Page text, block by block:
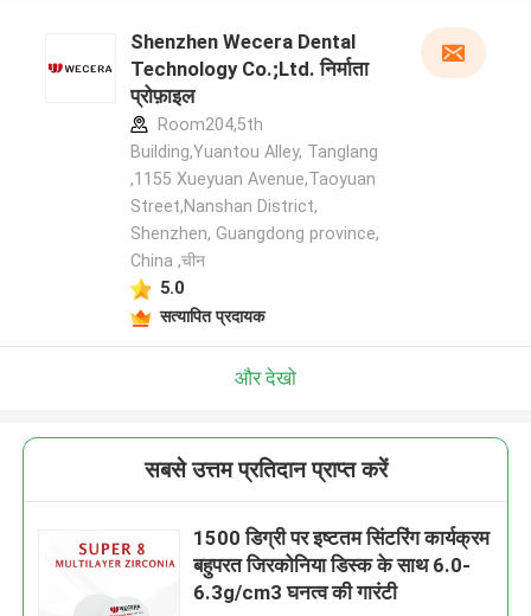
Shenzhen Wecera Dental
Technology Co.;Ltd. निर्माता
प्रोफ़ाइल
Room204,5th
Building,Yuantou Alley, Tanglang
,1155 Xueyuan Avenue,Taoyuan
Street,Nanshan District,
Shenzhen, Guangdong province,
China ,चीन
5.0
सत्यापित प्रदायक
और देखो
सबसे उत्तम प्रतिदान प्राप्त करें
1500 डिग्री पर इष्टतम सिंटरिंग कार्यक्रम
बहुपरत जिरकोनिया डिस्क के साथ 6.0-
6.3g/cm3 घनत्व की गारंटी